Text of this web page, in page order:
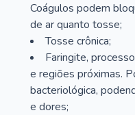
Coágulos podem
de ar quanto tosse;
Tosse crônica;
Faringite,
e regiões próximas.
bacteriológica,
e dores;